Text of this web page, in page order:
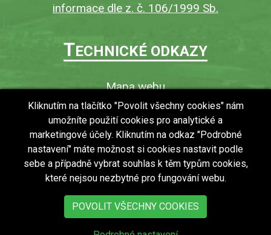
informace dle z. č. 106/1999 Sb.
TECHNICKÉ ODKAZY
Mapa webu
O webu
Povinně zveřejňované informace
Ochrana osobních údajů (GDPR)
Vyhledávání
RSS
Bezbariérový přístup v obci
Kliknutím na tlačítko "Povolit všechny cookies" nám
umožníte použití cookies pro analytické a
marketingové účely. Kliknutím na odkaz "Podrobné
nastavení" máte možnost si cookies nastavit podle
sebe a případně vybrat souhlas k těm typům cookies,
které nejsou nezbytné pro fungování webu.
POVOLIT VŠECHNY COOKIES